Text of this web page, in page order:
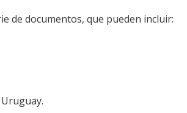
de documentos, que pueden incluir: